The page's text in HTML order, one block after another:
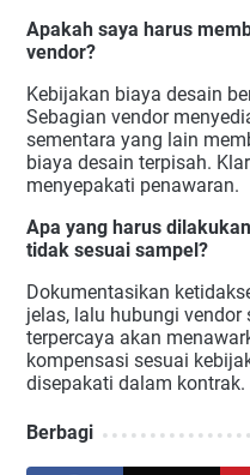
Apakah saya harus
vendor?
Kebijakan biaya desain
Sebagian vendor
sementara yang lain
biaya desain terpisah.
menyepakati penawaran.
Apa yang harus
tidak sesuai sampel?
Dokumentasikan
jelas, lalu hubungi vendor
terpercaya akan
kompensasi sesuai
disepakati dalam kontrak.
Berbagi